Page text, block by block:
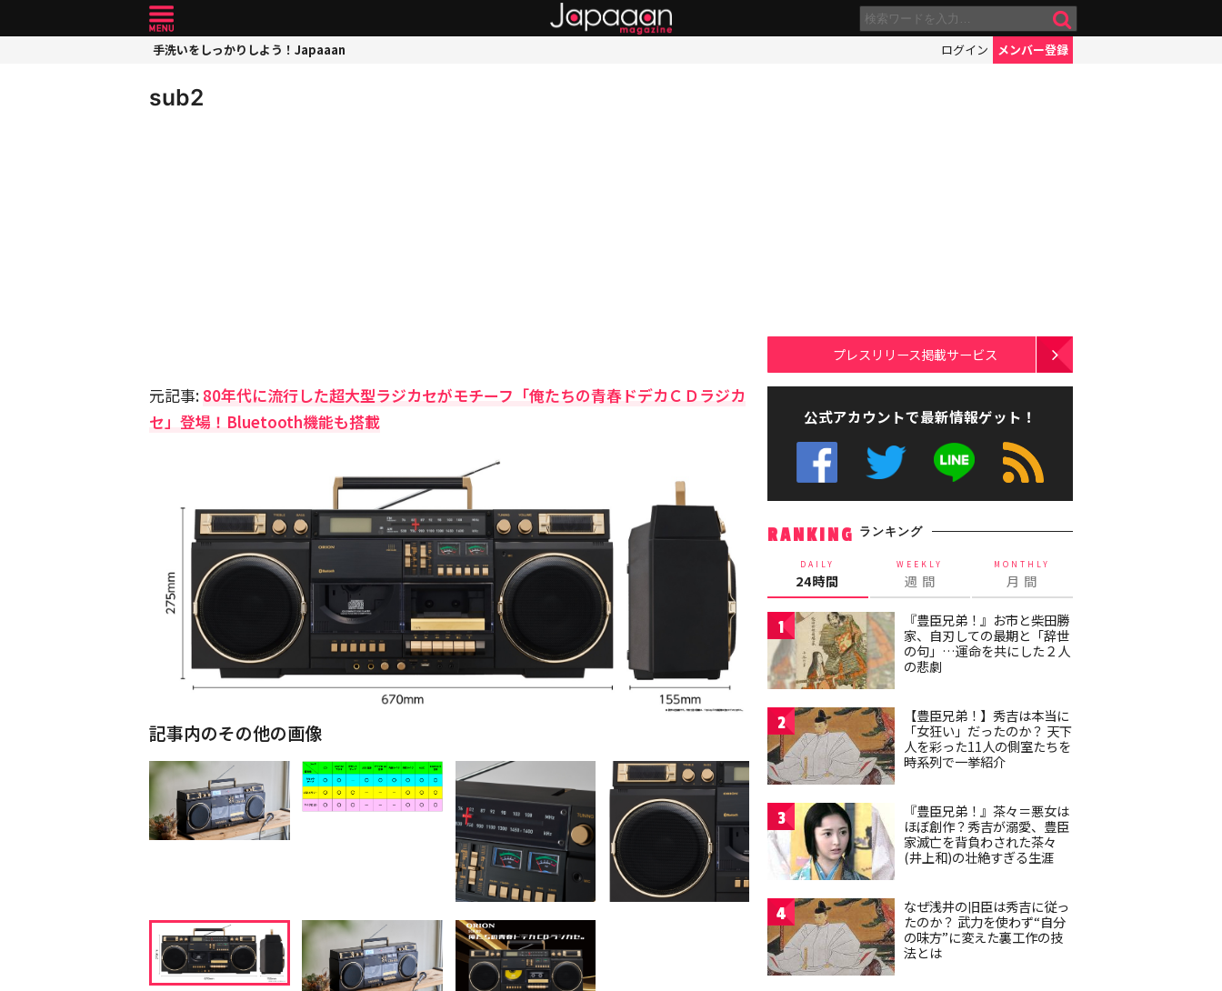
手洗いをしっかりしよう！Japaaan ログイン メンバー登録
sub2
元記事: 80年代に流行した超大型ラジカセがモチーフ「俺たちの青春ドデカＣＤラジカ
セ」登場！Bluetooth機能も搭載
記事内のその他の画像
プレスリリース掲載サービス
公式アカウントで最新情報ゲット！
RANKING ランキング
DAILY
24時間
WEEKLY
週 間
MONTHLY
月 間
1
『豊臣兄弟！』お市と柴田勝
家、自刃しての最期と「辞世
の句」…運命を共にした２人
の悲劇
2
【豊臣兄弟！】秀吉は本当に
「女狂い」だったのか？ 天下
人を彩った11人の側室たちを
時系列で一挙紹介
3
『豊臣兄弟！』茶々＝悪女は
ほぼ創作？秀吉が溺愛、豊臣
家滅亡を背負わされた茶々
(井上和)の壮絶すぎる生涯
4
なぜ浅井の旧臣は秀吉に従っ
たのか？ 武力を使わず“自分
の味方”に変えた裏工作の技
法とは